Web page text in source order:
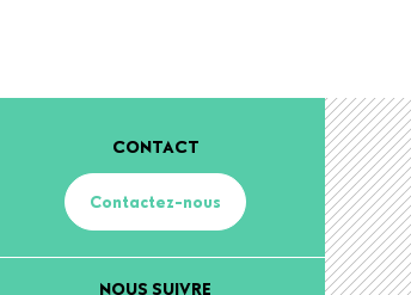
CONTACT
Contactez-nous
NOUS SUIVRE